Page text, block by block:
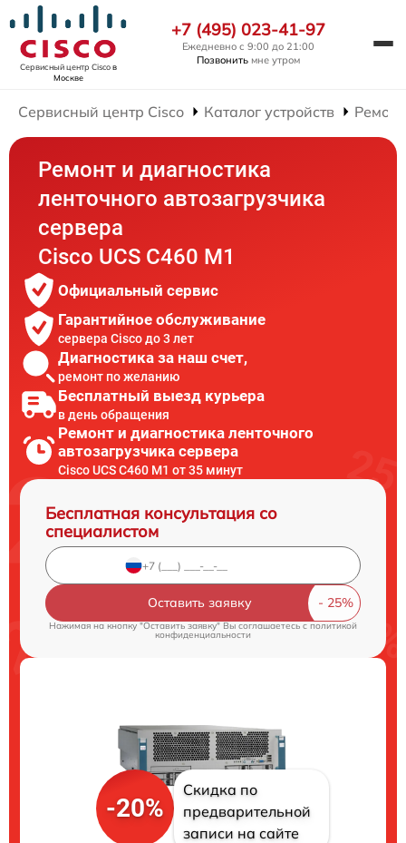
Сервисный центр Ciscoв
Москве
+7 (495) 023-41-97
Ежедневно с 9:00 до 21:00
Позвонить мне утром
Сервисный центр Cisco Каталог устройств
Ремонт и диагностика
ленточного автозагрузчика
сервера
Cisco UCS C460 M1
Официальный сервис
Гарантийное обслуживание
сервера Cisco до 3 лет
Диагностика за наш счет,
ремонт по желанию
Бесплатный выезд курьера
в день обращения
Ремонт и диагностика ленточного
автозагрузчика сервера
Cisco UCS C460 M1 от 35 минут
Бесплатная консультация со
специалистом
Оставить заявку
Нажимая на кнопку "Оставить заявку" Вы соглашаетесь cполитикой
конфиденциальности
-20%
Скидка по
предварительной
записи на сайте